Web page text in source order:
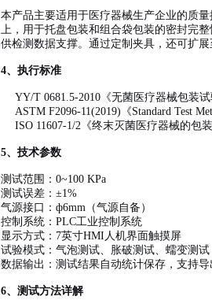
本产品主要适用于医疗器械生产企业的质
上，用于托盘包装和组合袋包装的密封完
供检测数据支撑。通过定制夹具，还可扩
4、执行标准
YY/T 0681.5-2010《无菌医疗器械包装
ASTM F2096-11(2019)《Standard Test
ISO 11607-1/2《终末灭菌医疗器械的包装
5、技术参数
测试范围：0~100 KPa
测试误差：±1%
气源接口：ф6mm（气源自备）
控制系统：PLC工业控制系统
显示方式：7英寸HMI人机界面触摸屏
试验模式：气泡测试、胀破测试、蠕变测试
数据输出：测试结果自动统计保存，支持导
6、测试方法详解